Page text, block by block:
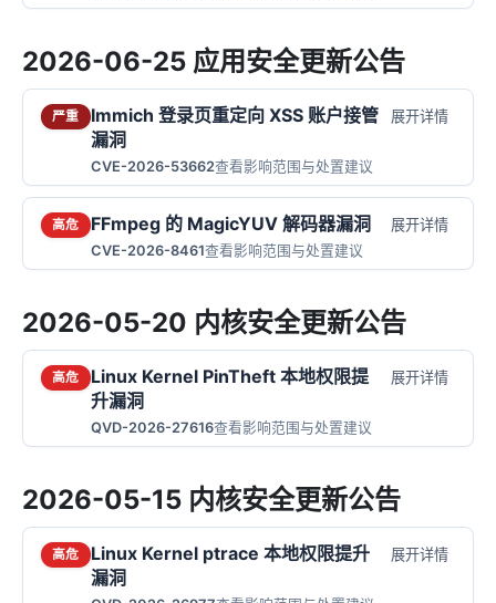
2026-06-25 应用安全更新公告
严重
Immich 登录页重定向 XSS 账户接管
漏洞
CVE-2026-53662查看影响范围与处置建议
展开详情
高危 FFmpeg 的 MagicYUV 解码器漏洞
CVE-2026-8461查看影响范围与处置建议
展开详情
2026-05-20 内核安全更新公告
高危
Linux Kernel PinTheft 本地权限提
升漏洞
QVD-2026-27616查看影响范围与处置建议
展开详情
2026-05-15 内核安全更新公告
高危
Linux Kernel ptrace 本地权限提升
漏洞
展开详情